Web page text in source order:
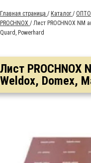
Главная страница / Каталог /
PROCHNOX / Лист PROCHNOX NM
Quard, Powerhard
Лист PROCHNOX
Weldox, Domex,